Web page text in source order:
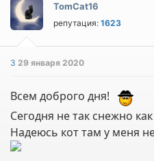
TomCat16
репутация:1623
329 января 2020
Всем доброго дня!
Сегодня не так снежно
Надеюсь кот там у меня